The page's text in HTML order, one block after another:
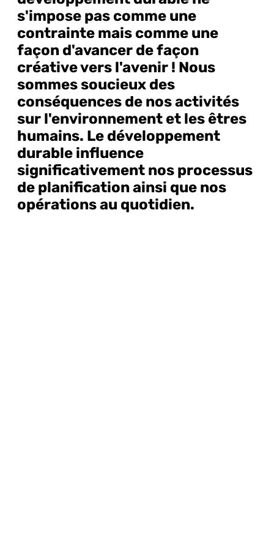
s'impose pas comme une
contrainte mais comme une
façon d'avancer de façon
créative vers l'avenir ! Nous
sommes soucieux des
conséquences de nos activités
sur l'environnement et les êtres
humains. Le développement
durable influence
significativement nos processus
de planification ainsi que nos
opérations au quotidien.